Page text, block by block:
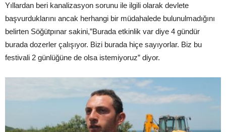
Yıllardan beri kanalizasyon sorunu ile ilgili olarak devlete
başvurduklarını ancak herhangi bir müdahalede bulunulmadığını
belirten Söğütpınar sakini,”Burada etkinlik var diye 4 gündür
burada dozerler çalışıyor. Bizi burada hiçe sayıyorlar. Biz bu
festivali 2 günlüğüne de olsa istemiyoruz” diyor.